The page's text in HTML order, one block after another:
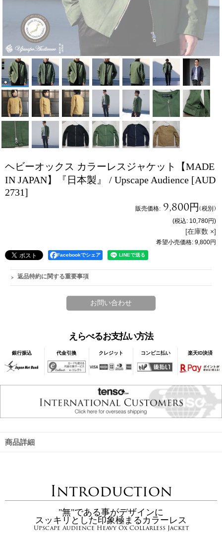
ヘビーオックス カラーレスジャケット【MADE
IN JAPAN】『日本製』 / Upscape Audience [AUD
2731]
販売価格: 9,800円(税別)
(税込: 10,780円)
[在庫数 ×]
希望小売価格: 9,800円
Facebookでシェア
返品特約に関する重要事項
えらべるお支払い方法
銀行振込 代金引換 クレジット コンビニ払い 楽天ID決済
商品詳細
Introduction
"無"である事がデザインに
スッキリとした印象極まるカラーレス
Upscape Audience Heavy Ox Collarless Jacket